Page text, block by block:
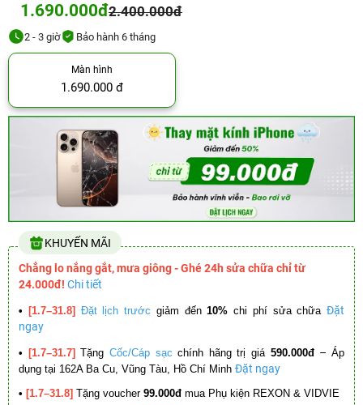
1.690.000đ2.400.000đ
2 - 3 giờ Bảo hành 6 tháng
Màn hình
1.690.000 đ
KHUYẾN MÃI
Chẳng lo nắng gắt, mưa giông - Ghé 24h sửa chữa chỉ từ
24.000đ! Chi tiết
• [1.7–31.8] Đặt lịch trước giảm đến10% chi phí sửa chữa Đặt
ngay
• [1.7–31.7] Tặng Cốc/Cáp sạc chính hãng trị giá 590.000đ –Áp
dụng tại 162A Ba Cu, Vũng Tàu, Hồ Chí Minh Đặt ngay
• [1.7–31.8] Tặng voucher 99.000đ mua Phụ kiện REXON & VIDVIE